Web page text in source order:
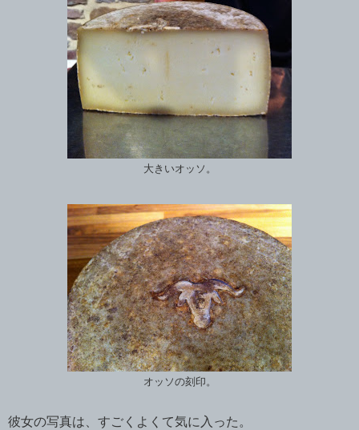
大きいオッソ。
オッソの刻印。
彼女の写真は、すごくよくて気に入った。